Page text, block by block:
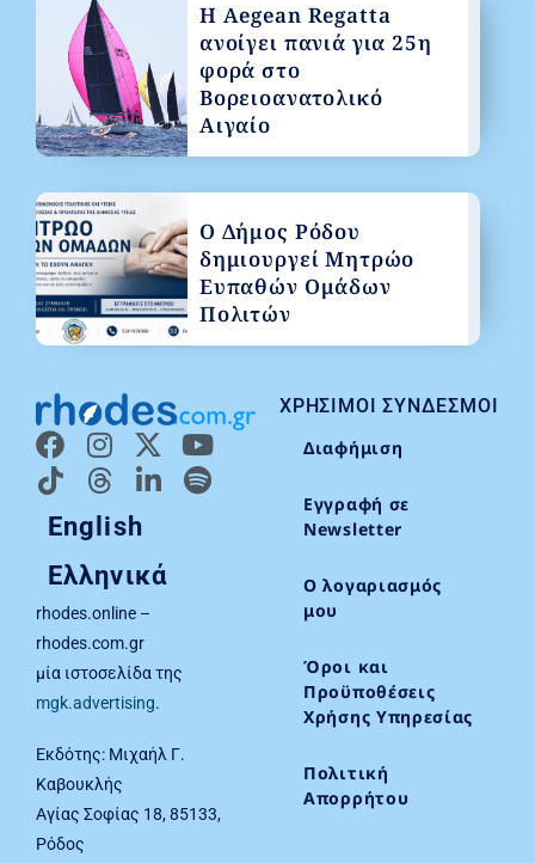
English
Ελληνικά
rhodes.online –
rhodes.com.gr
μία ιστοσελίδα της
mgk.advertising.
Εκδότης: Μιχαήλ Γ.
Καβουκλής
Αγίας Σοφίας 18, 85133,
Ρόδος
ΧΡΉΣΙΜΟΙ ΣΎΝΔΕΣΜΟΙ
Διαφήμιση
Εγγραφή σε
Newsletter
Ο λογαριασμός
μου
Όροι και
Προϋποθέσεις
Χρήσης Υπηρεσίας
Πολιτική
Απορρήτου
Η Aegean Regatta
ανοίγει πανιά για 25η
φορά στο
Βορειοανατολικό
Αιγαίο
Ο Δήμος Ρόδου
δημιουργεί Μητρώο
Ευπαθών Ομάδων
Πολιτών